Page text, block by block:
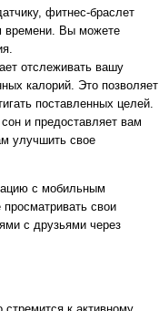
фитнес-браслет
времени. Вы можете
отслеживать вашу
калорий. Это позволяет
поставленных целей.
и предоставляет вам
улучшить свое
с мобильным
свои
с друзьями через